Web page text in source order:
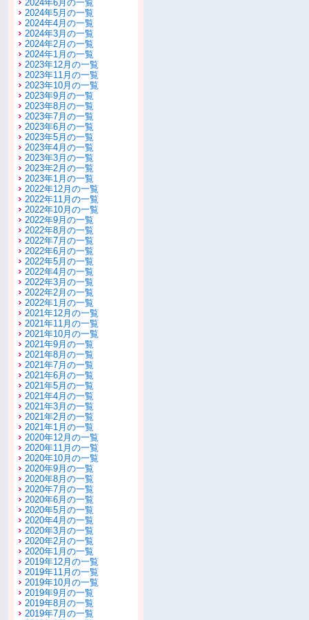
2024年6月の一覧
2024年5月の一覧
2024年4月の一覧
2024年3月の一覧
2024年2月の一覧
2024年1月の一覧
2023年12月の一覧
2023年11月の一覧
2023年10月の一覧
2023年9月の一覧
2023年8月の一覧
2023年7月の一覧
2023年6月の一覧
2023年5月の一覧
2023年4月の一覧
2023年3月の一覧
2023年2月の一覧
2023年1月の一覧
2022年12月の一覧
2022年11月の一覧
2022年10月の一覧
2022年9月の一覧
2022年8月の一覧
2022年7月の一覧
2022年6月の一覧
2022年5月の一覧
2022年4月の一覧
2022年3月の一覧
2022年2月の一覧
2022年1月の一覧
2021年12月の一覧
2021年11月の一覧
2021年10月の一覧
2021年9月の一覧
2021年8月の一覧
2021年7月の一覧
2021年6月の一覧
2021年5月の一覧
2021年4月の一覧
2021年3月の一覧
2021年2月の一覧
2021年1月の一覧
2020年12月の一覧
2020年11月の一覧
2020年10月の一覧
2020年9月の一覧
2020年8月の一覧
2020年7月の一覧
2020年6月の一覧
2020年5月の一覧
2020年4月の一覧
2020年3月の一覧
2020年2月の一覧
2020年1月の一覧
2019年12月の一覧
2019年11月の一覧
2019年10月の一覧
2019年9月の一覧
2019年8月の一覧
2019年7月の一覧